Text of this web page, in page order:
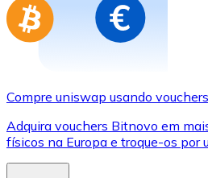
Compre uniswap usando vouchers
Adquira vouchers Bitnovo em
físicos na Europa e troque-os por